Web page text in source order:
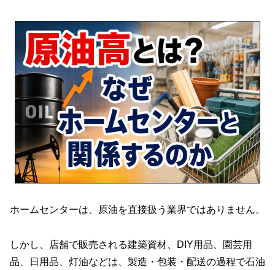
ホームセンターは、原油を直接扱う業界ではありません。
しかし、店舗で販売される建築資材、DIY用品、園芸用
品、日用品、灯油などは、製造・包装・配送の過程で石油